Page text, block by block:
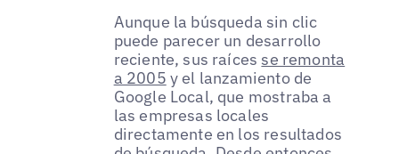
Aunque la búsqueda sin clic
puede parecer un desarrollo
reciente, sus raíces se remonta
a 2005 y el lanzamiento de
Google Local, que mostraba a
las empresas locales
directamente en los resultados